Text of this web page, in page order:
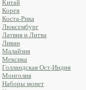
Китай
Корея
Коста-Рика
Люксембург
Латвия и Литва
Ливан
Малайзия
Мексика
Голландская Ост-Индия
Монголия
Наборы монет